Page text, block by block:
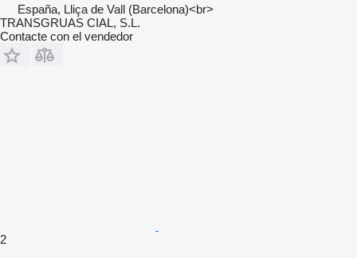
España, Lliça de Vall (Barcelona)<br>
TRANSGRUAS CIAL, S.L.
Contacte con el vendedor
2